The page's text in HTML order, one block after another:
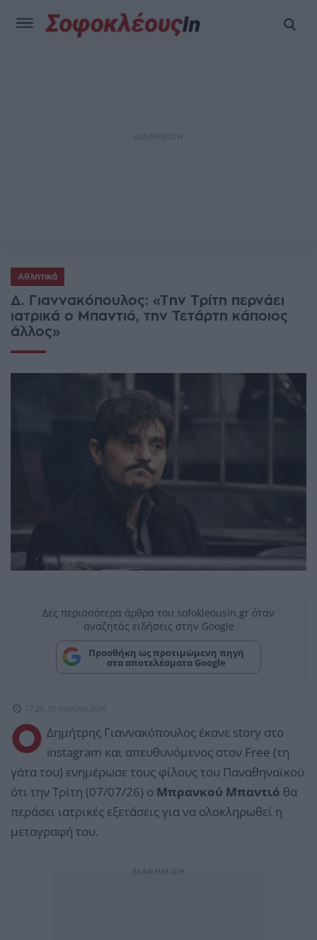
Αθλητικά
Δ. Γιαννακόπουλος: «Την Τρίτη περνάει
ιατρικά ο Μπαντιό, την Τετάρτη κάποιος
άλλος»
Δες περισσότερα άρθρα του sofokleousin.gr όταν
αναζητάς ειδήσεις στην Google
Προσθήκη ως προτιμώμενη πηγή
στα αποτελέσματα Google
17:26, 05 Ιουλίου 2026
Ο Δημήτρης Γιαννακόπουλος έκανε story στο
instagram και απευθυνόμενος στον Free (τη
γάτα του) ενημέρωσε τους φίλους του Παναθηναϊκού
ότι την Τρίτη (07/07/26) ο Μπρανκού Μπαντιό θα
περάσει ιατρικές εξετάσεις για να ολοκληρωθεί η
μεταγραφή του.